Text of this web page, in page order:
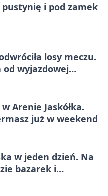
pustynię i pod zamek
losy meczu.
od wyjazdowej
Arenie Jaskółka.
już w weekend
w jeden dzień. Na
bazarek i